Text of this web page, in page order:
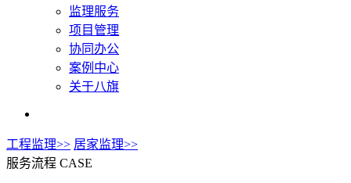
监理服务
项目管理
协同办公
案例中心
关于八旗
工程监理>> 居家监理>>
服务流程 CASE